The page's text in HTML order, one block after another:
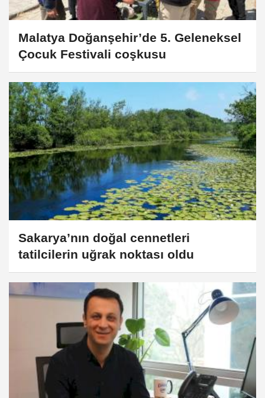
Malatya Doğanşehir’de 5. Geleneksel
Çocuk Festivali coşkusu
Sakarya’nın doğal cennetleri
tatilcilerin uğrak noktası oldu